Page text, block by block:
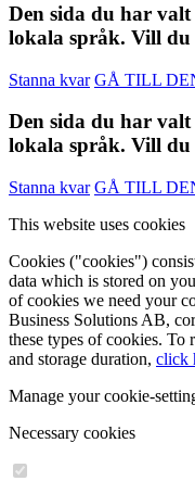
Den sida du har
lokala språk. Vill du
Stanna kvar GÅ TILL
Den sida du har
lokala språk. Vill du
Stanna kvar GÅ TILL
This website uses cookies
Cookies ("cookies")
data which is stored on
of cookies we need your
Business Solutions AB,
these types of cookies. To
and storage duration, click
Manage your cookie-
Necessary cookies